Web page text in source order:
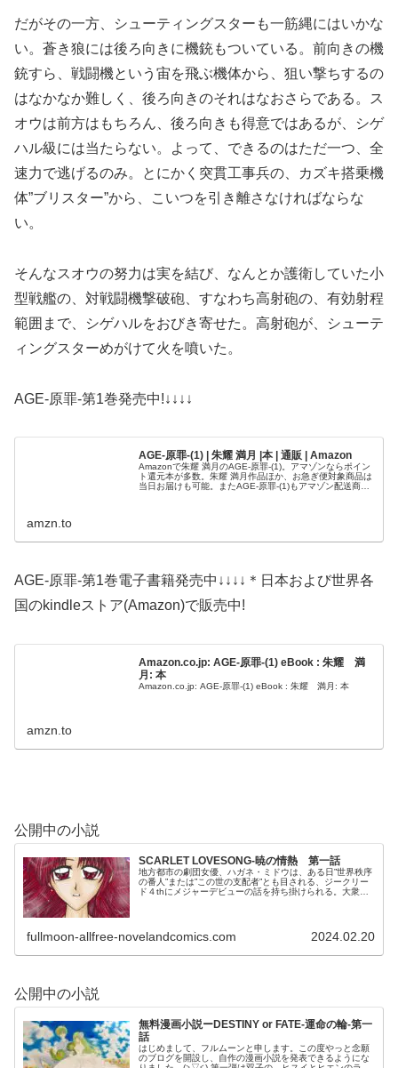
だがその一方、シューティングスターも一筋縄にはいかな
い。蒼き狼には後ろ向きに機銃もついている。前向きの機
銃すら、戦闘機という宙を飛ぶ機体から、狙い撃ちするの
はなかなか難しく、後ろ向きのそれはなおさらである。ス
オウは前方はもちろん、後ろ向きも得意ではあるが、シゲ
ハル級には当たらない。よって、できるのはただ一つ、全
速力で逃げるのみ。とにかく突貫工事兵の、カズキ搭乗機
体”ブリスター”から、こいつを引き離さなければならな
い。
そんなスオウの努力は実を結び、なんとか護衛していた小
型戦艦の、対戦闘機撃破砲、すなわち高射砲の、有効射程
範囲まで、シゲハルをおびき寄せた。高射砲が、シューテ
ィングスターめがけて火を噴いた。
AGE-原罪-第1巻発売中!↓↓↓↓
AGE-原罪-(1) | 朱耀 満月 |本 | 通販 | Amazon
Amazonで朱耀 満月のAGE-原罪-(1)。アマゾンならポイン
ト還元本が多数。朱耀 満月作品ほか、お急ぎ便対象商品は
当日お届けも可能。またAGE-原罪-(1)もアマゾン配送商品
amzn.to
AGE-原罪-第1巻電子書籍発売中↓↓↓↓＊日本および世界各
国のkindleストア(Amazon)で販売中!
Amazon.co.jp: AGE-原罪-(1) eBook : 朱耀 満
月: 本
Amazon.co.jp: AGE-原罪-(1) eBook : 朱耀 満月: 本
amzn.to
公開中の小説
SCARLET LOVESONG-暁の情熱 第一話
地方都市の劇団女優、ハガネ・ミドウは、ある日”世界秩序
の番人”または”この世の支配者”とも目される、ジークリー
ド４thにメジャーデビューの話を持ち掛けられる。大衆を
fullmoon-allfree-novelandcomics.com 2024.02.20
公開中の小説
無料漫画小説ーDESTINY or FATE-運命の輪-第一
話
はじめまして、フルムーンと申します。この度やっと念願
のブログを開設し、自作の漫画小説を発表できるようにな